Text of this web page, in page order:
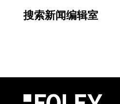
搜索新闻编辑室